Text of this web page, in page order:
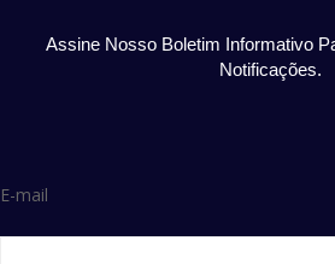
Assine Nosso Boletim Informativo
Notificações.
E-mail